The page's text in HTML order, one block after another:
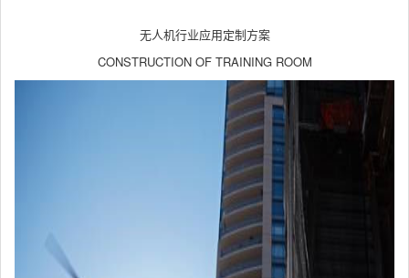
无人机行业应用定制方案
CONSTRUCTION OF TRAINING ROOM